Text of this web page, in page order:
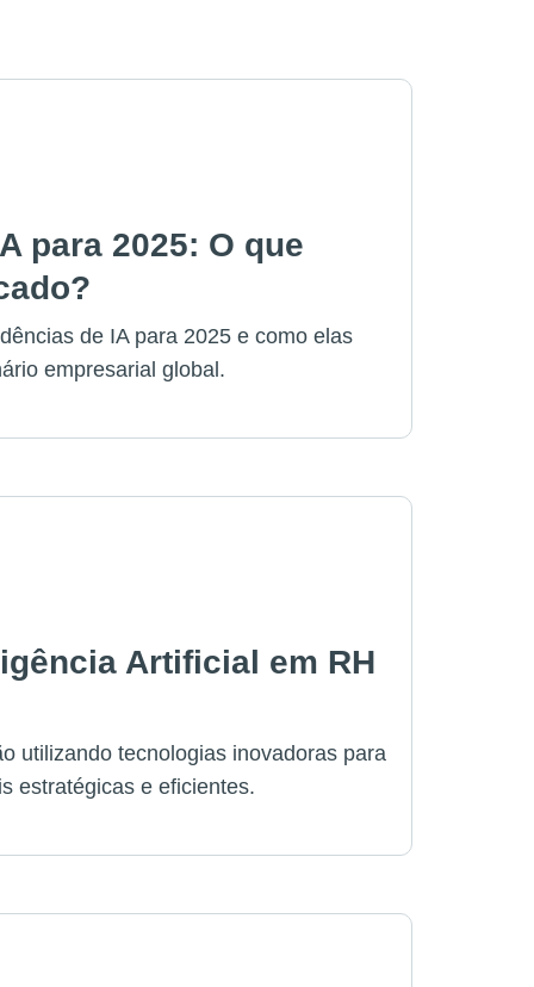
para 2025: O que
de IA para 2025 e como elas
empresarial global.
Artificial em RH
utilizando tecnologias inovadoras para
estratégicas e eficientes.